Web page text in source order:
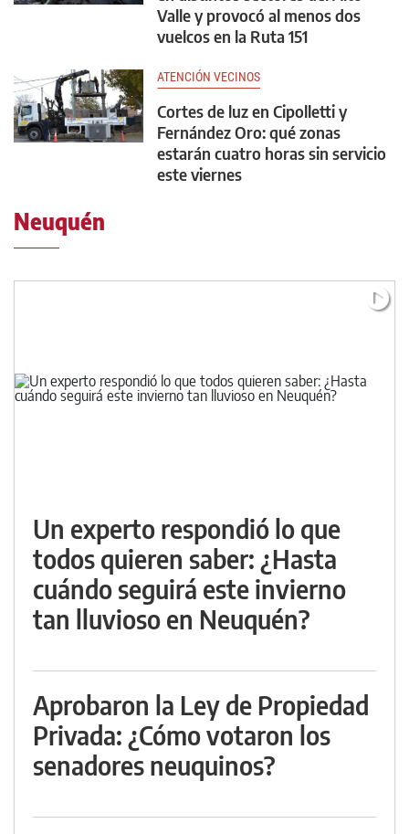
Valle y provocó al menos dos
vuelcos en la Ruta 151
ATENCIÓN VECINOS
Cortes de luz en Cipolletti y
Fernández Oro: qué zonas
estarán cuatro horas sin servicio
este viernes
Neuquén
Un experto respondió lo que
todos quieren saber: ¿Hasta
cuándo seguirá este invierno
tan lluvioso en Neuquén?
Aprobaron la Ley de Propiedad
Privada: ¿Cómo votaron los
senadores neuquinos?